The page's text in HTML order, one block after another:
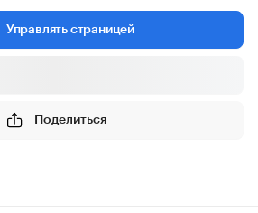
Управлять страницей
Поделиться